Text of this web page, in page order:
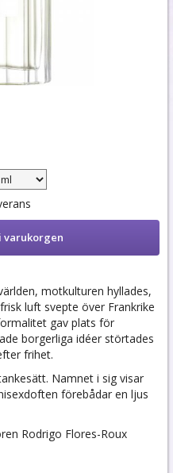
varukorgen
motkulturen hyllades,
luft svepte över Frankrike
gav plats för
borgerliga idéer störtades
frihet.
Namnet i sig visar
förebådar en ljus
Rodrigo Flores-Roux